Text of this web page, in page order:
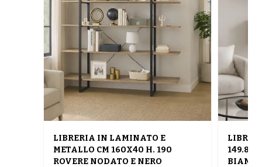
LIBRERIA IN LAMINATO E
METALLO CM 160X40 H. 190
ROVERE NODATO E NERO